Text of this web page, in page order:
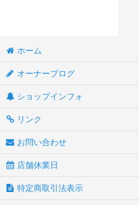
ホーム
オーナーブログ
ショップインフォ
リンク
お問い合わせ
店舗休業日
特定商取引法表示